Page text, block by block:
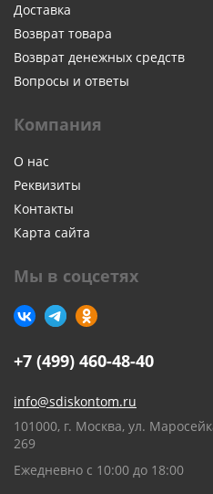
Доставка
Возврат товара
Возврат денежных средств
Вопросы и ответы
Компания
О нас
Реквизиты
Контакты
Карта сайта
Мы в соцсетях
+7 (499) 460-48-40
info@sdiskontom.ru
101000, г. Москва, ул.
269
Ежедневно с 10:00 до 18:00